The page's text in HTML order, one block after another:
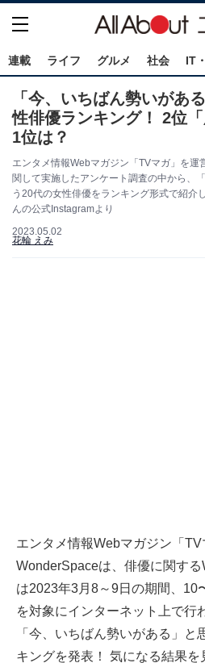
連載 ライフ グルメ 社会 IT
「今、いちばん勢いがあ
性俳優ランキング！ 2位
1位は？
エンタメ情報Webマガジン「TVマガ」を
関して実施したアンケート調査の中から、
う20代の女性俳優をランキング形式で紹介
んの公式Instagramより
2023.05.02
花輪 えみ
エンタメ情報Webマガジン「
WonderSpaceは、俳優に関す
は2023年3月8～9日の期間、10
を対象にインターネット上で行
「今、いちばん勢いがある」
キングを発表！ 気になる結果を